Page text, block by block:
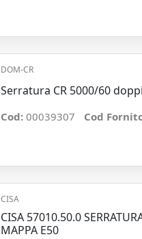
DOM-CR
Serratura CR 5000/60
Cod: 00039307 Cod
CISA
CISA 57010.50.0
MAPPA E50